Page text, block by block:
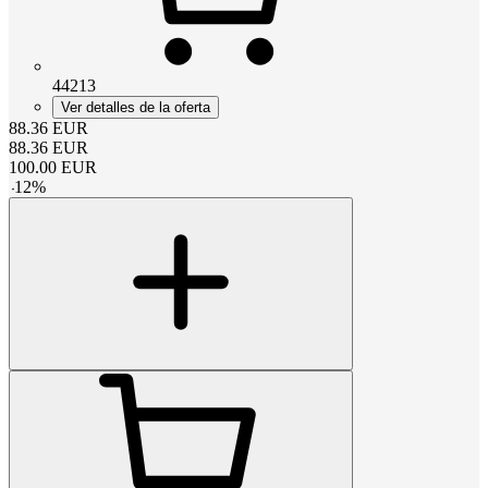
44213
Ver detalles de la oferta
88.36 EUR
88.36 EUR
100.00 EUR
-12%